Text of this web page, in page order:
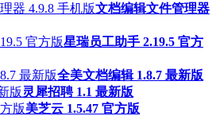
文档编辑文件管理器
星瑞员工助手 2.19.5 官方
全美文档编辑 1.8.7 最新版
灵犀招聘 1.1 最新版
美芝云 1.5.47 官方版